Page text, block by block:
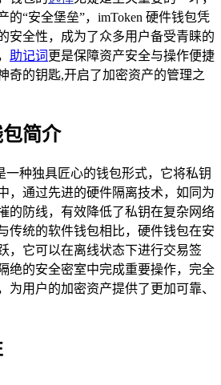
的“安全堡垒”，imToken 硬件钱包凭
安全性，成为了众多用户备受青睐的
助记词 更是保障资产安全与操作便捷
奇的钥匙,开启了加密资产的管理之
简介
一种独具匠心的钱包形式，它将私钥
，通过先进的硬件隔离技术，如同为
的防线，有效降低了私钥在复杂网络
传统的软件钱包相比，硬件钱包在安
，它可以在离线状态下进行交易签
绝的安全密室中完成重要操作，完全
为用户的加密资产提供了更加可靠、